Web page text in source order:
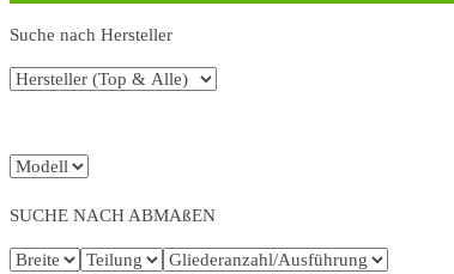
Suche nach Hersteller
SUCHE NACH ABMAßEN